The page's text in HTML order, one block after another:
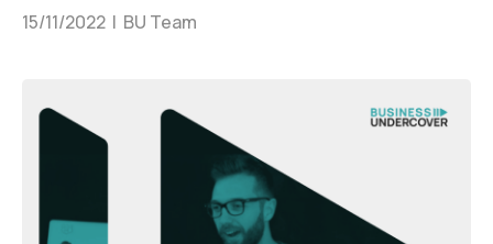
15/11/2022 | BU Team